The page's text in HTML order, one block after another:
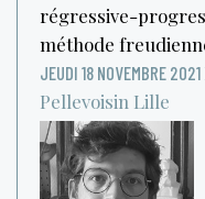
régressive-
méthode
JEUDI 18 NOVEMBRE 2021
Pellevoisin Lille